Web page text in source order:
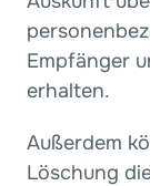
Empfänger
erhalten.
Außerdem
Löschung